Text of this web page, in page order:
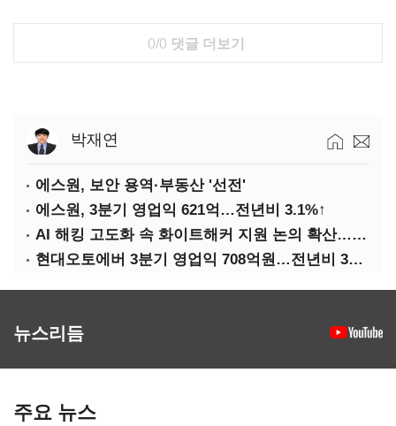
0/0 댓글 더보기
박재연
에스원, 보안 용역·부동산 '선전'
에스원, 3분기 영업익 621억…전년비 3.1%↑
AI 해킹 고도화 속 화이트해커 지원 논의 확산…'버그바운티' 재조명
현대오토에버 3분기 영업익 708억원…전년비 34.8%↑
뉴스리듬
주요 뉴스